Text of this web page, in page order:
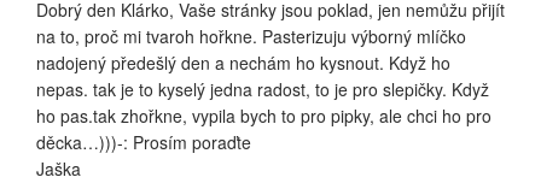
Dobrý den Klárko, Vaše stránky jsou poklad, jen nemůžu přijít
na to, proč mi tvaroh hořkne. Pasterizuju výborný mlíčko
nadojený předešlý den a nechám ho kysnout. Když ho
nepas. tak je to kyselý jedna radost, to je pro slepičky. Když
ho pas.tak zhořkne, vypila bych to pro pipky, ale chci ho pro
děcka…)))-: Prosím poraďte
Jaška